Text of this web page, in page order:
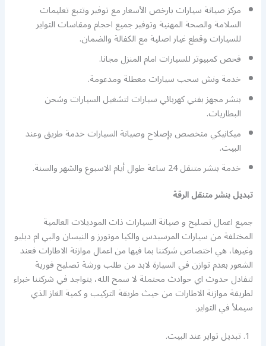
مركز صيانة سيارات بارخص الأسعار مع توفير وتتبع تعليمات
السلامة والصحة المهنية وتوفير جميع احجام ومقاسات التواير
للسيارات وقطع غيار اصلية مع الكفالة والضمان.
فحص كمبيوتر للسيارات امام المنزل مجانا.
خدمة ونش سحب سيارات معطلة ومدعومة.
بنشر مجهز بفني كهربائي سيارات لتشغيل السيارات وشحن
البطاريات.
ميكانيكي متخصص بإصلاح وصيانة السيارات خدمة طريق وعند
البيت.
خدمة بنشر متنقل 24 ساعة طوال أيام الاسبوع والشهر والسنة.
تبديل بنشر متنقل الرقة
جميع اعمال تصليح و صيانة السيارات ذات الموديلات العالمية
المختلفة من سيارات المرسيدس والكيا موتورز و النيسان والبي ام دبليو
وغيرها، هي اختصاص شركتنا بما فيها من اعمال موازنة الاطارات فعند
الشعور بعدم توازن في السيارة لابد من طلب ورشة تصليح فورية
لتفادل حدوث اي حوادث محتملة لا سمح الله، يتواجد في شركتنا خبراء
لطريقة موازنة الاطارات من حيث طريقة التركيب و كمية الغاز الذي
سيملأ في التواير.
تبديل تواير عند البيت.